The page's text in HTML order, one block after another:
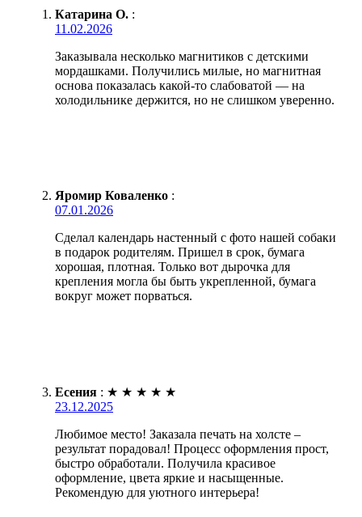
Катарина О. :
11.02.2026
Заказывала несколько магнитиков с детскими
мордашками. Получились милые, но магнитная
основа показалась какой-то слабоватой — на
холодильнике держится, но не слишком уверенно.
Яромир Коваленко :
07.01.2026
Сделал календарь настенный с фото нашей собаки
в подарок родителям. Пришел в срок, бумага
хорошая, плотная. Только вот дырочка для
крепления могла бы быть укрепленной, бумага
вокруг может порваться.
Есения : ★ ★ ★ ★ ★
23.12.2025
Любимое место! Заказала печать на холсте –
результат порадовал! Процесс оформления прост,
быстро обработали. Получила красивое
оформление, цвета яркие и насыщенные.
Рекомендую для уютного интерьера!